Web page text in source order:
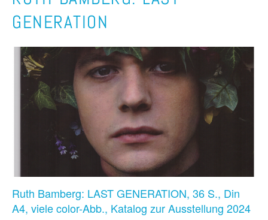
GENERATION
Ruth Bamberg: LAST GENERATION, 36 S., Din
A4, viele color-Abb., Katalog zur Ausstellung 2024